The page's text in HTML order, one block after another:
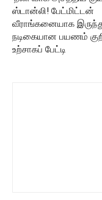
ஸ்டான்லி! பேட்மிட்டன்
வீராங்கனையாக
நடிகையான பயணம்
உற்சாகப் பேட்டி